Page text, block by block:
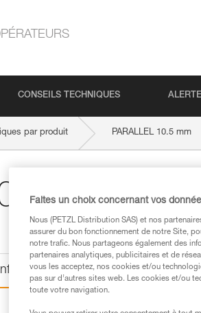
CONSEILS TECHNIQUES
par produit PARALLEL 10.5 mm
mm
techniques
Faites un choix concernant vos
Nous (PETZL Distribution SAS) et nos
assurer du bon fonctionnement de notre Site,
notre trafic. Nous partageons également des
partenaires analytiques, publicitaires et de
vous les acceptez, nos cookies et/ou
pas sur d’autres sites web. Les cookies et/ou
toute votre navigation.